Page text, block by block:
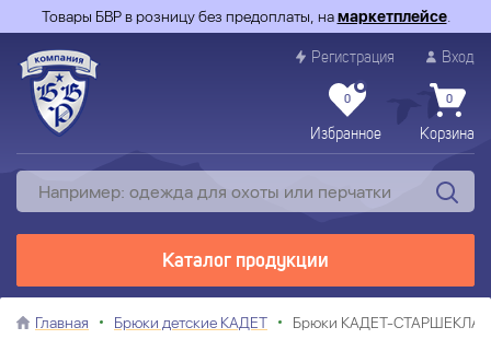
Товары БВР в розницу без предоплаты, намаркетплейсе.
Регистрация Вход
0
Избранное
0
Корзина
Каталог продукции
Главная Брюки детские КАДЕТ Брюки КАДЕТ-